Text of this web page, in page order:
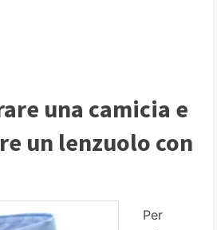
una camicia e
un lenzuolo con
Per